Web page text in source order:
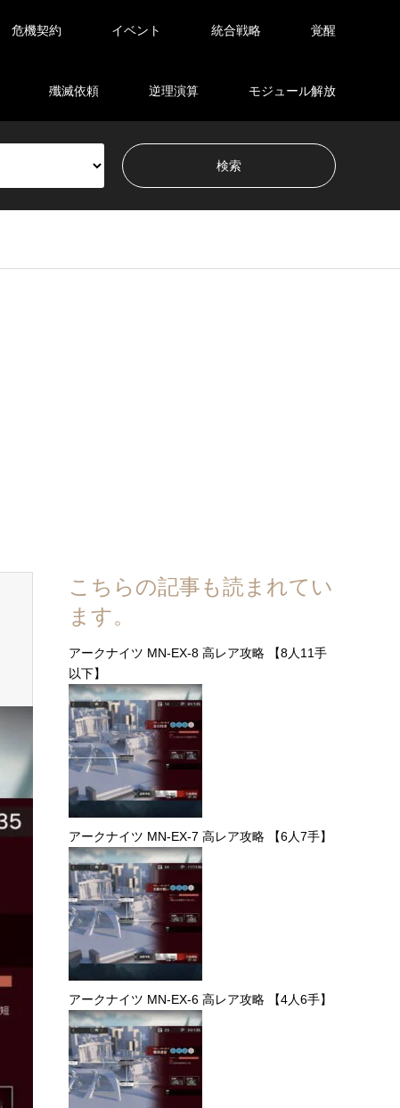
危機契約 イベント 統合戦略 覚醒
殲滅依頼 逆理演算 モジュール解放
こちらの記事も読まれてい
ます。
アークナイツ MN-EX-8 高レア攻略 【8人11手
以下】
アークナイツ MN-EX-7 高レア攻略 【6人7手】
アークナイツ MN-EX-6 高レア攻略 【4人6手】